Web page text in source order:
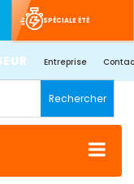
SPÉCIALE ÉTÉ
Entreprise
Rechercher